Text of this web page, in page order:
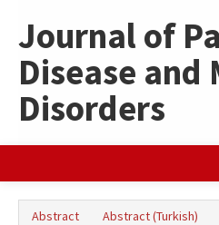
Journal of
Disease and
Disorders
Abstract Abstract (Turkish)